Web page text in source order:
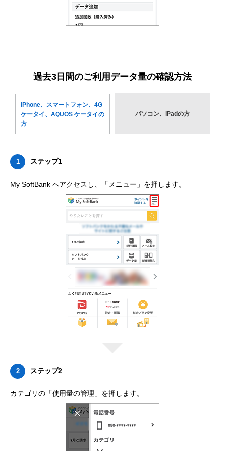
過去3日間のご利用データ量の確認方法
iPhone、スマートフォン、 4G
ケータイ、AQUOS ケータイの
方
パソコン、iPadの方
1 ステップ1
My SoftBank へアクセスし、「メニュー」を押します。
2 ステップ2
カテゴリの「使用量の管理」を押します。